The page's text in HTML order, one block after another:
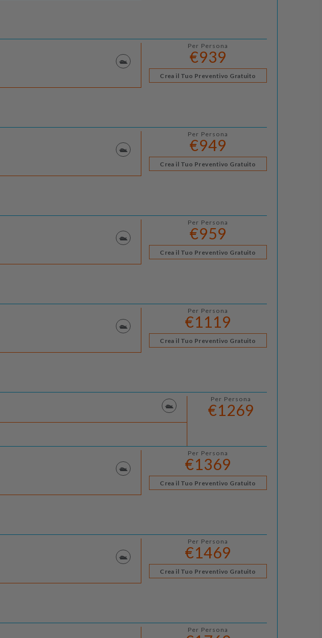
Per Persona
€939
Crea il Tuo Preventivo Gratuito
Per Persona
€949
Crea il Tuo Preventivo Gratuito
Per Persona
€959
Crea il Tuo Preventivo Gratuito
Per Persona
€1119
Crea il Tuo Preventivo Gratuito
Per Persona
€1269
Per Persona
€1369
Crea il Tuo Preventivo Gratuito
Per Persona
€1469
Crea il Tuo Preventivo Gratuito
Per Persona